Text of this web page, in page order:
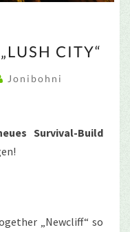
CITY“
Jonibohni
Survival-Build
„Newcliff“ so